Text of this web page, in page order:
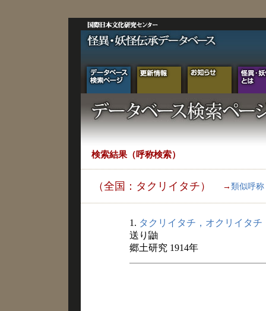
検索結果（呼称検索）
（全国：タクリイタチ） → 類似呼称
1. タクリイタチ，オクリイタチ
送り鼬
郷土研究 1914年